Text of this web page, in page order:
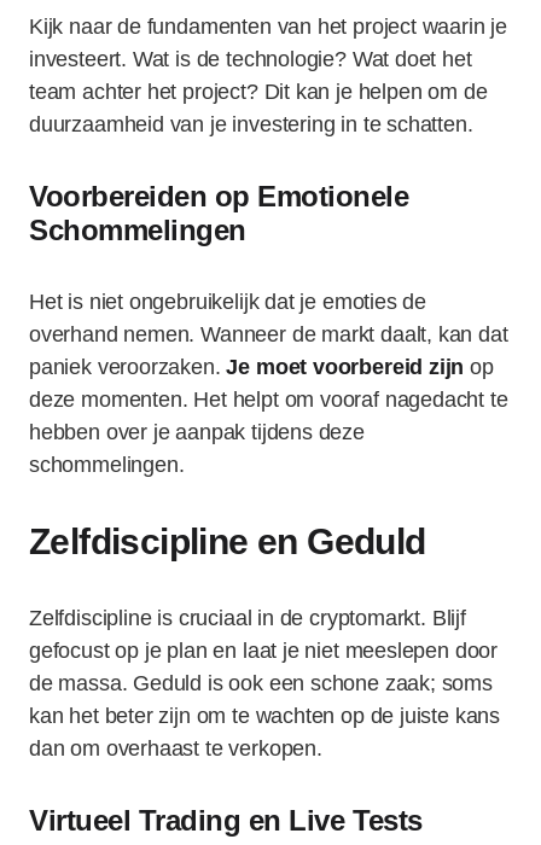
Kijk naar de fundamenten van het project waarin je
investeert. Wat is de technologie? Wat doet het
team achter het project? Dit kan je helpen om de
duurzaamheid van je investering in te schatten.
Voorbereiden op Emotionele
Schommelingen
Het is niet ongebruikelijk dat je emoties de
overhand nemen. Wanneer de markt daalt, kan dat
paniek veroorzaken.Je moet voorbereid zijn op
deze momenten. Het helpt om vooraf nagedacht te
hebben over je aanpak tijdens deze
schommelingen.
Zelfdiscipline en Geduld
Zelfdiscipline is cruciaal in de cryptomarkt. Blijf
gefocust op je plan en laat je niet meeslepen door
de massa. Geduld is ook een schone zaak; soms
kan het beter zijn om te wachten op de juiste kans
dan om overhaast te verkopen.
Virtueel Trading en Live Tests